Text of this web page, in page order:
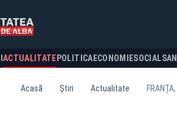
ACTUALITATE POLITICA ECONOMIESOCIAL
Acasă Știri Actualitate